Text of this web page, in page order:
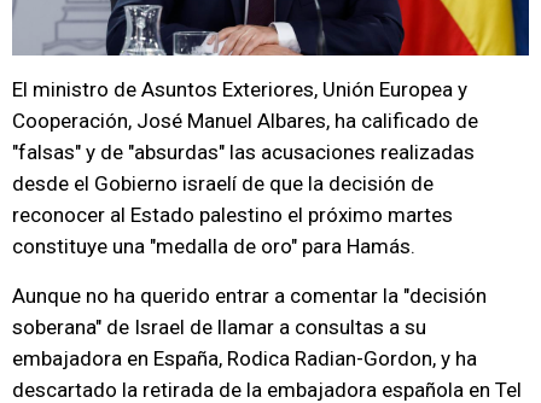
El ministro de Asuntos Exteriores, Unión Europea y
Cooperación, José Manuel Albares, ha calificado de
"falsas" y de "absurdas" las acusaciones realizadas
desde el Gobierno israelí de que la decisión de
reconocer al Estado palestino el próximo martes
constituye una "medalla de oro" para Hamás.
Aunque no ha querido entrar a comentar la "decisión
soberana" de Israel de llamar a consultas a su
embajadora en España, Rodica Radian-Gordon, y ha
descartado la retirada de la embajadora española en Tel